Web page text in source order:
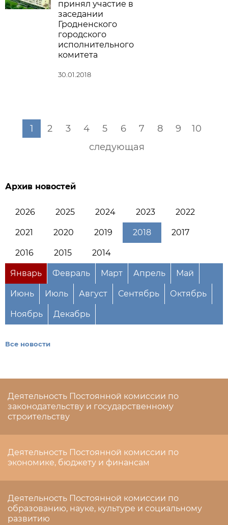
принял участие в
заседании
Гродненского
городского
исполнительного
комитета
30.01.2018
1 2 3 4 5 6 7 8 9
10
следующая
Архив новостей
2026 2025 2024 2023 2022
2021 2020 2019 2018 2017
2016 2015 2014
Январь Февраль Март Апрель Май
Июнь Июль Август Сентябрь Октябрь
Ноябрь Декабрь
Все новости
Деятельность Постоянной комиссии по
законодательству и государственному
строительству
Деятельность Постоянной комиссии по
экономике, бюджету и финансам
Деятельность Постоянной комиссии по
образованию, науке, культуре и социальному
развитию